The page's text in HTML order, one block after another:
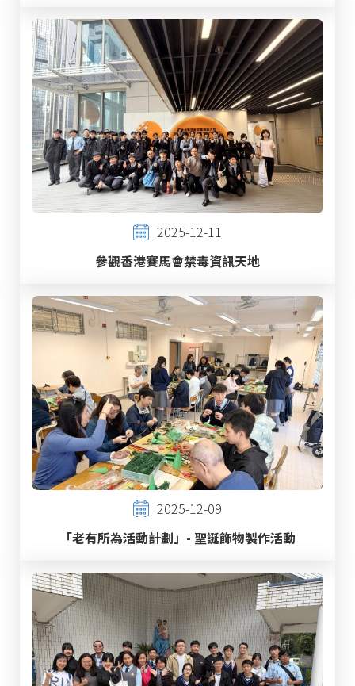
2025-12-11
參觀香港賽馬會禁毒資訊天地
2025-12-09
「老有所為活動計劃」- 聖誕飾物製作活動